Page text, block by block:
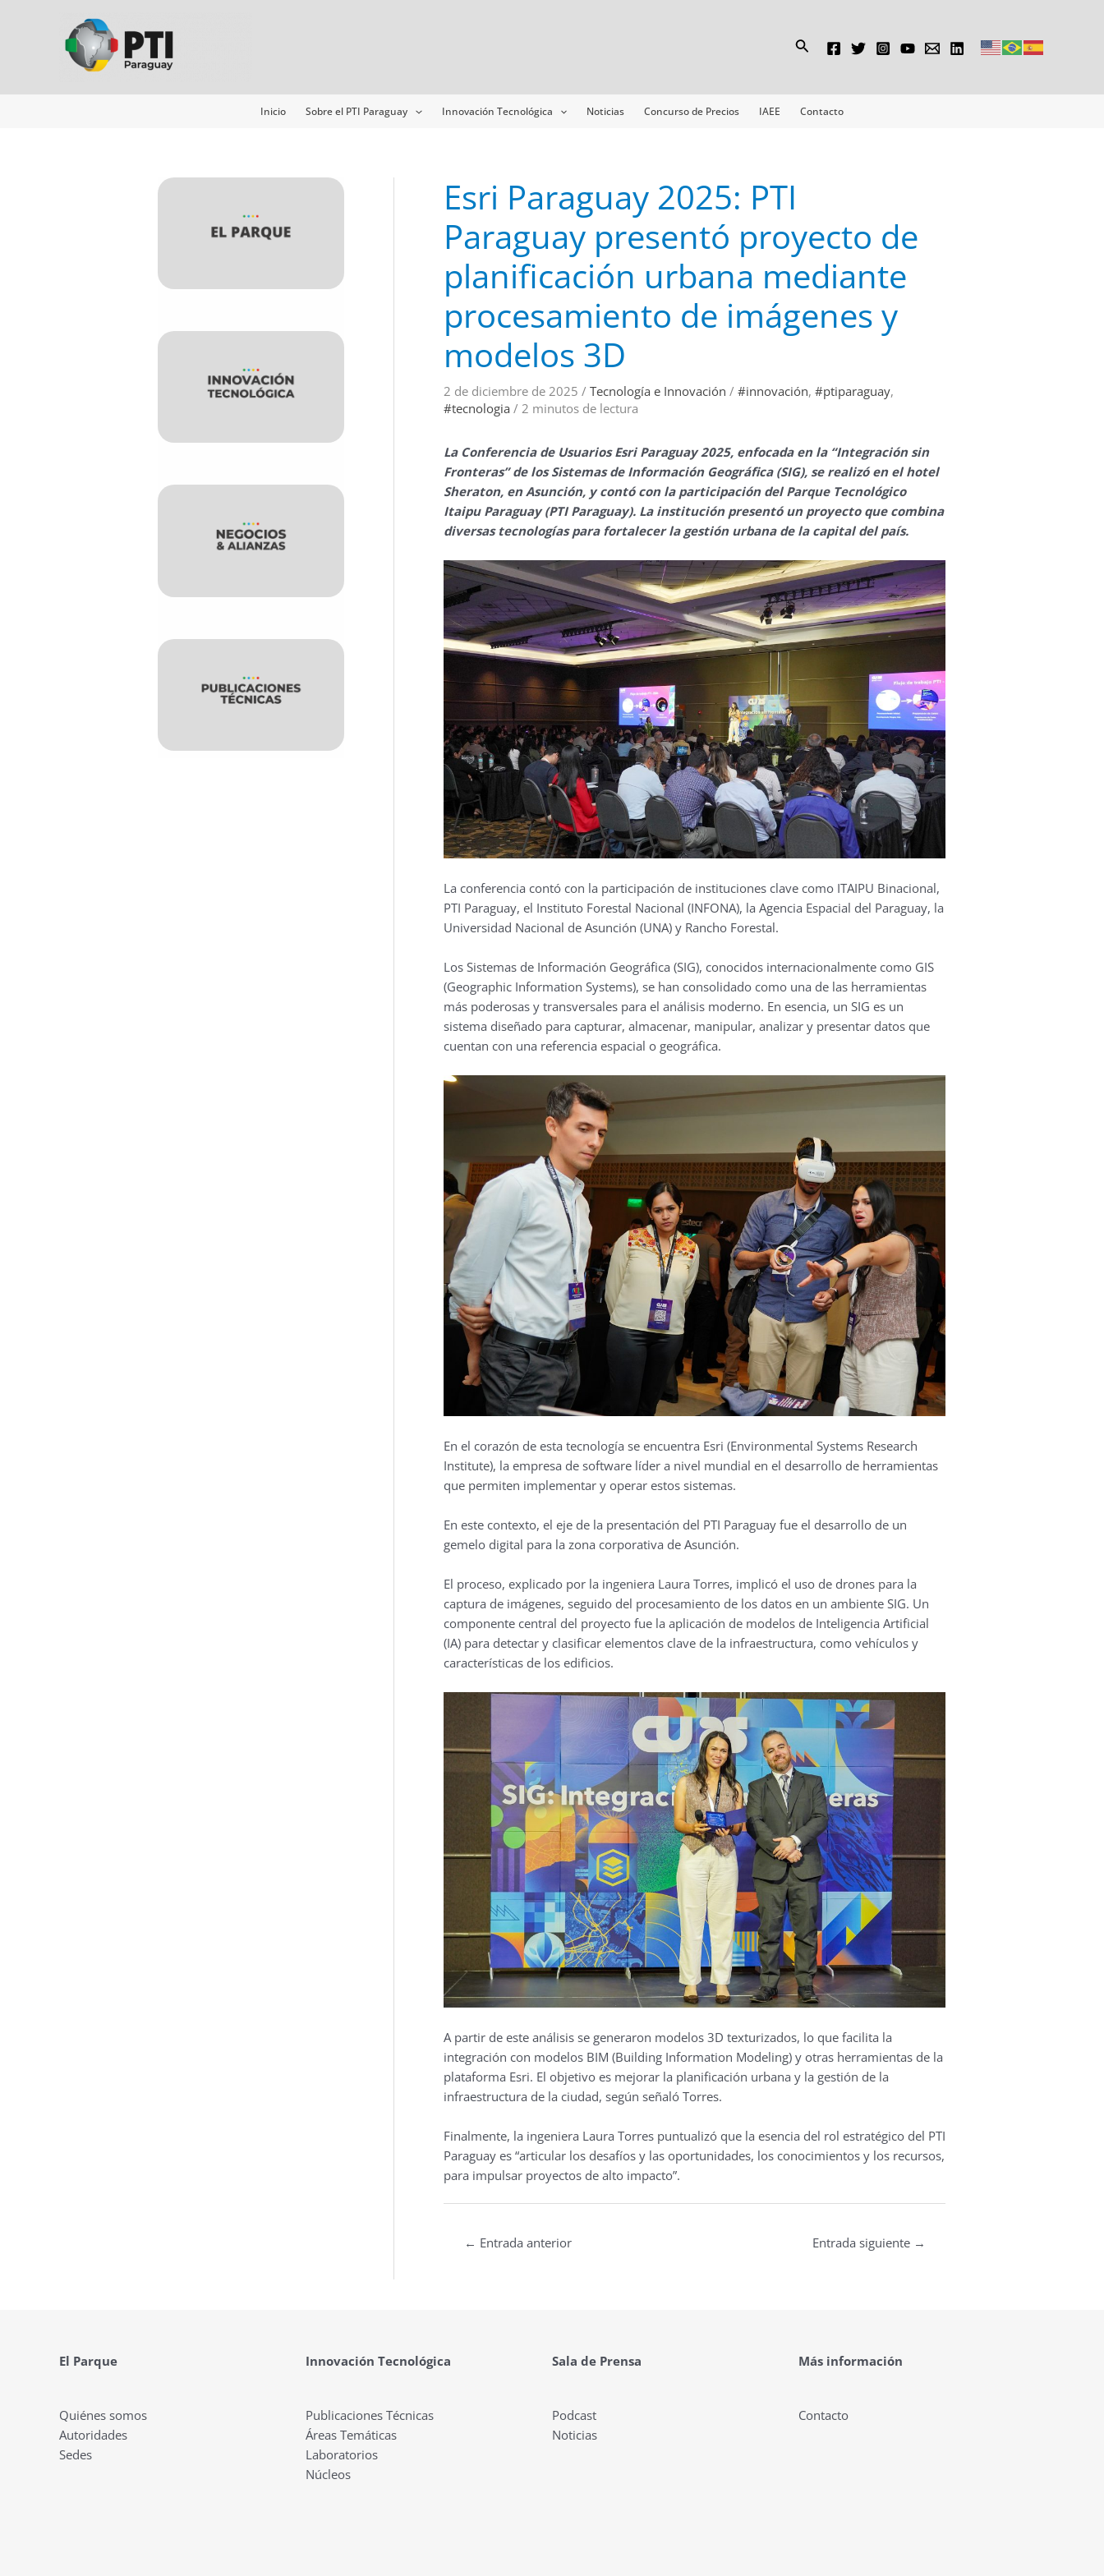
Buscar
Inicio Sobre el PTI Paraguay Innovación Tecnológica Noticias Concurso de Precios IAEE Contacto
Esri Paraguay 2025: PTI
Paraguay presentó proyecto de
planificación urbana mediante
procesamiento de imágenes y
modelos 3D
2 de diciembre de 2025 / Tecnología e Innovación / #innovación, #ptiparaguay,
#tecnologia / 2 minutos de lectura
La Conferencia de Usuarios Esri Paraguay 2025, enfocada en la “Integración sin
Fronteras” de los Sistemas de Información Geográfica (SIG), se realizó en el hotel
Sheraton, en Asunción, y contó con la participación del Parque Tecnológico
Itaipu Paraguay (PTI Paraguay). La institución presentó un proyecto que combina
diversas tecnologías para fortalecer la gestión urbana de la capital del país.
La conferencia contó con la participación de instituciones clave como ITAIPU Binacional,
PTI Paraguay, el Instituto Forestal Nacional (INFONA), la Agencia Espacial del Paraguay, la
Universidad Nacional de Asunción (UNA) y Rancho Forestal.
Los Sistemas de Información Geográfica (SIG), conocidos internacionalmente como GIS
(Geographic Information Systems), se han consolidado como una de las herramientas
más poderosas y transversales para el análisis moderno. En esencia, un SIG es un
sistema diseñado para capturar, almacenar, manipular, analizar y presentar datos que
cuentan con una referencia espacial o geográfica.
En el corazón de esta tecnología se encuentra Esri (Environmental Systems Research
Institute), la empresa de software líder a nivel mundial en el desarrollo de herramientas
que permiten implementar y operar estos sistemas.
En este contexto, el eje de la presentación del PTI Paraguay fue el desarrollo de un
gemelo digital para la zona corporativa de Asunción.
El proceso, explicado por la ingeniera Laura Torres, implicó el uso de drones para la
captura de imágenes, seguido del procesamiento de los datos en un ambiente SIG. Un
componente central del proyecto fue la aplicación de modelos de Inteligencia Artificial
(IA) para detectar y clasificar elementos clave de la infraestructura, como vehículos y
características de los edificios.
A partir de este análisis se generaron modelos 3D texturizados, lo que facilita la
integración con modelos BIM (Building Information Modeling) y otras herramientas de la
plataforma Esri. El objetivo es mejorar la planificación urbana y la gestión de la
infraestructura de la ciudad, según señaló Torres.
Finalmente, la ingeniera Laura Torres puntualizó que la esencia del rol estratégico del PTI
Paraguay es “articular los desafíos y las oportunidades, los conocimientos y los recursos,
para impulsar proyectos de alto impacto”.
← Entrada anterior Entrada siguiente →
El Parque
Quiénes somos
Autoridades
Sedes
Innovación Tecnológica
Publicaciones Técnicas
Áreas Temáticas
Laboratorios
Núcleos
Sala de Prensa
Podcast
Noticias
Más información
Contacto